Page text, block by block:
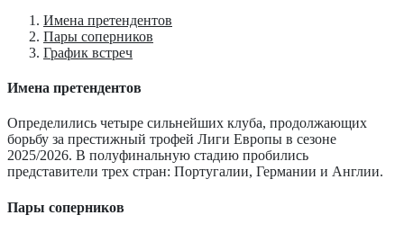
Имена претендентов
Пары соперников
График встреч
Имена претендентов
Определились четыре сильнейших клуба, продолжающих
борьбу за престижный трофей Лиги Европы в сезоне
2025/2026. В полуфинальную стадию пробились
представители трех стран: Португалии, Германии и Англии.
Пары соперников